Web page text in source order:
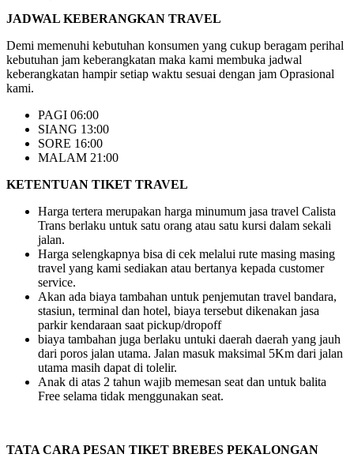
JADWAL KEBERANGKAN TRAVEL
Demi memenuhi kebutuhan konsumen yang cukup beragam perihal
kebutuhan jam keberangkatan maka kami membuka jadwal
keberangkatan hampir setiap waktu sesuai dengan jam Oprasional
kami.
PAGI 06:00
SIANG 13:00
SORE 16:00
MALAM 21:00
KETENTUAN TIKET TRAVEL
Harga tertera merupakan harga minumum jasa travel Calista
Trans berlaku untuk satu orang atau satu kursi dalam sekali
jalan.
Harga selengkapnya bisa di cek melalui rute masing masing
travel yang kami sediakan atau bertanya kepada customer
service.
Akan ada biaya tambahan untuk penjemutan travel bandara,
stasiun, terminal dan hotel, biaya tersebut dikenakan jasa
parkir kendaraan saat pickup/dropoff
biaya tambahan juga berlaku untuki daerah daerah yang jauh
dari poros jalan utama. Jalan masuk maksimal 5Km dari jalan
utama masih dapat di tolelir.
Anak di atas 2 tahun wajib memesan seat dan untuk balita
Free selama tidak menggunakan seat.
TATA CARA PESAN TIKET BREBES PEKALONGAN